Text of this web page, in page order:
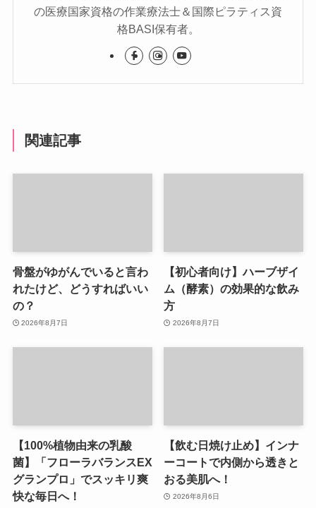
の医療国家資格の作業療法士＆国際ピラティス資
格BASI保有者。
関連記事
骨盤がゆがんでいると言わ
れたけど、どうすればいい
の？
2026年8月7日
【初心者向け】ハーブザイ
ム（酵素）の効果的な飲み
方
2026年8月7日
【100%植物由来の乳酸
菌】「フローラバランスEX
グランプロ」でスッキリ爽
快な毎日へ！
【飲む日焼け止め】インナ
ーコートで内側から透きと
おる美肌へ！
2026年8月6日